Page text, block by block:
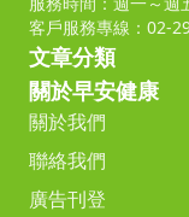
客戶服務專線：02-
文章分類
關於早安健康
關於我們
聯絡我們
廣告刊登